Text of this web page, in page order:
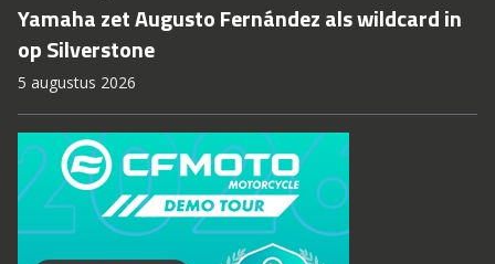
Yamaha zet Augusto Fernández als wildcard in
op Silverstone
5 augustus 2026